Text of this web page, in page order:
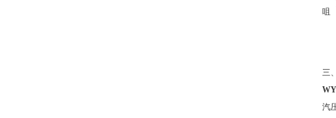
咀
三、
汽